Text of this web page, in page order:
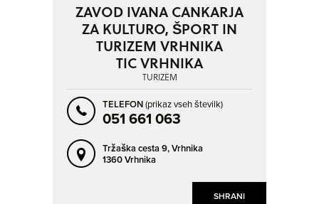
SHRANI
ZAVOD IVANA CANKARJA
ZA KULTURO, ŠPORT IN
TURIZEM VRHNIKA
TIC VRHNIKA
TURIZEM
TELEFON(prikaz vseh številk)
051 661 063
Tržaška cesta 9,Vrhnika
1360 Vrhnika